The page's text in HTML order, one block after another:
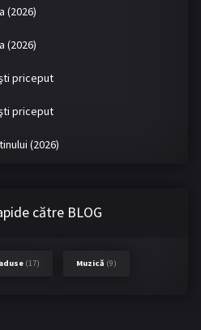
(2026)
(2026)
priceput
priceput
(2026)
către BLOG
(17) Muzică (9)